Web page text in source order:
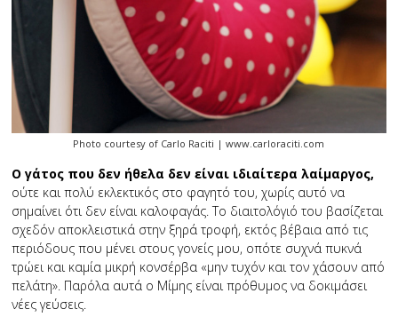
Photo courtesy of Carlo Raciti | www.carloraciti.com
Ο γάτος που δεν ήθελα δεν είναι ιδιαίτερα λαίμαργος,
ούτε και πολύ εκλεκτικός στο φαγητό του, χωρίς αυτό να
σημαίνει ότι δεν είναι καλοφαγάς. Το διαιτολόγιό του βασίζεται
σχεδόν αποκλειστικά στην ξηρά τροφή, εκτός βέβαια από τις
περιόδους που μένει στους γονείς μου, οπότε συχνά πυκνά
τρώει και καμία μικρή κονσέρβα «μην τυχόν και τον χάσουν από
πελάτη». Παρόλα αυτά ο Μίμης είναι πρόθυμος να δοκιμάσει
νέες γεύσεις.